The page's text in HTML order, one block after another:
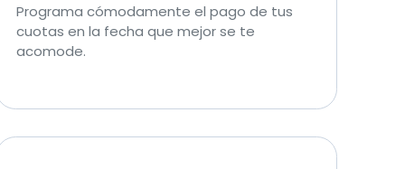
Programa cómodamente el pago de tus
cuotas en la fecha que mejor se te
acomode.